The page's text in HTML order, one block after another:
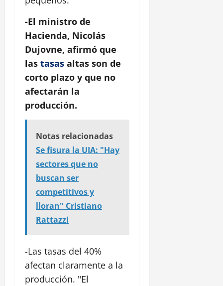
-El ministro de
Hacienda, Nicolás
Dujovne, afirmó que
las tasas altas son de
corto plazo y que no
afectarán la
producción.
Notas relacionadas
Se fisura la UIA: "Hay
sectores que no
buscan ser
competitivos y
lloran" Cristiano
Rattazzi
-Las tasas del 40%
afectan claramente a la
producción. "El